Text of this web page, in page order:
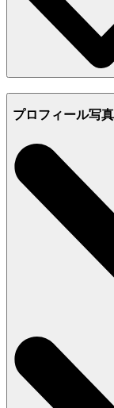
プロフィール写